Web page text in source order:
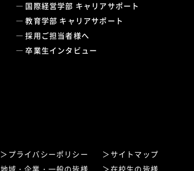
国際経営学部 キャリアサポート
教育学部 キャリアサポート
採用ご担当者様へ
卒業生インタビュー
プライバシーポリシー
サイトマップ